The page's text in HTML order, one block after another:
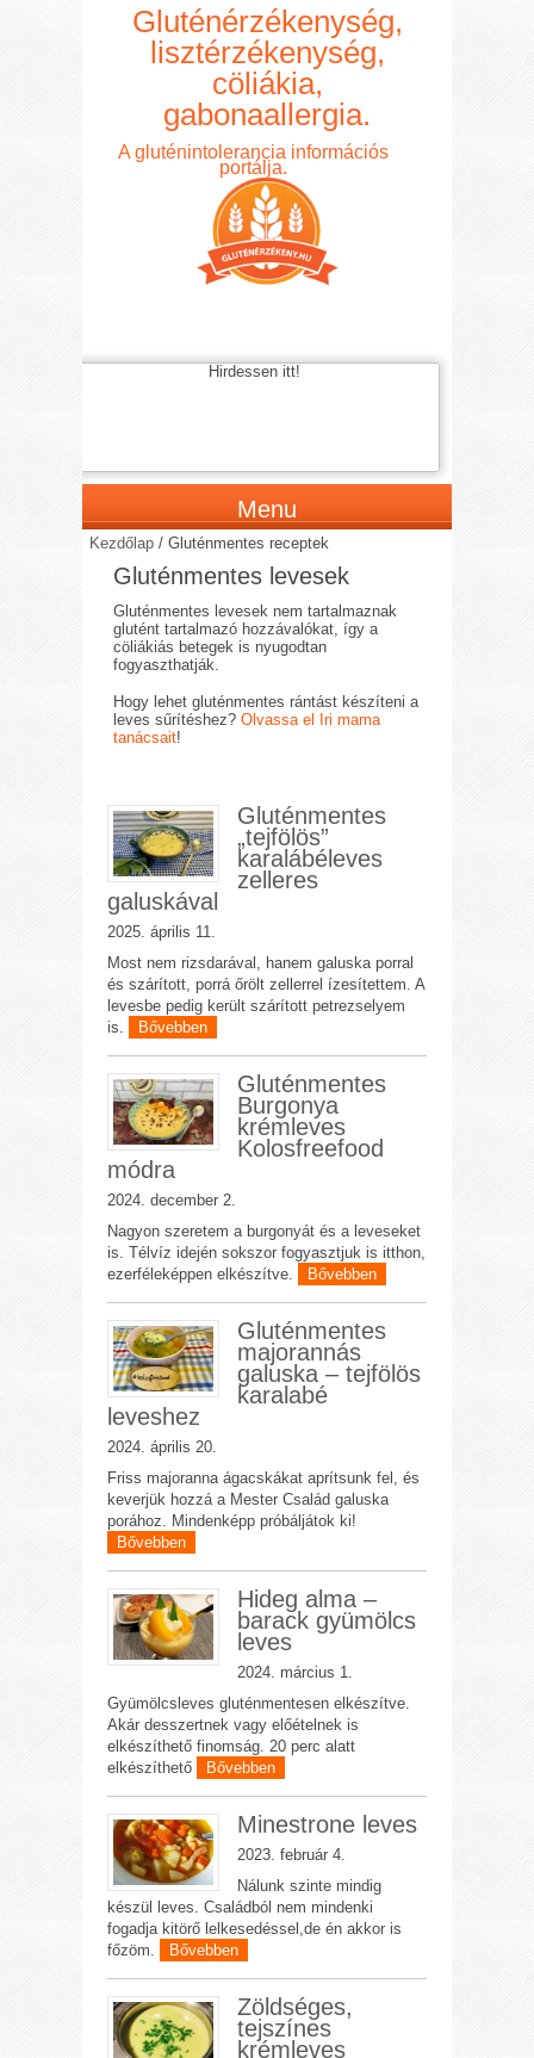
Gluténérzékenység,
lisztérzékenység,
cöliákia,
gabonaallergia.
A gluténintolerancia információs
portálja.
Hirdessen itt!
Menu
Kezdőlap /Gluténmentes receptek
Gluténmentes levesek
Gluténmentes levesek nem tartalmaznak
glutént tartalmazó hozzávalókat, így a
cöliákiás betegek is nyugodtan
fogyaszthatják.
Hogy lehet gluténmentes rántást készíteni a
leves sűrítéshez?Olvassa el Iri mama
tanácsait!
Gluténmentes
„tejfölös”
karalábéleves
zelleres
galuskával
2025. április 11.
Most nem rizsdarával, hanem galuska porral
és szárított, porrá őrölt zellerrel ízesítettem. A
levesbe pedig került szárított petrezselyem
is.
Bővebben
Gluténmentes
Burgonya
krémleves
Kolosfreefood
módra
2024. december 2.
Nagyon szeretem a burgonyát és a leveseket
is. Télvíz idején sokszor fogyasztjuk is itthon,
ezerféleképpen elkészítve.
Bővebben
Gluténmentes
majorannás
galuska – tejfölös
karalabé
leveshez
2024. április 20.
Friss majoranna ágacskákat aprítsunk fel, és
keverjük hozzá a Mester Család galuska
porához. Mindenképp próbáljátok ki!
Bővebben
Hideg alma –
barack gyümölcs
leves
2024. március 1.
Gyümölcsleves gluténmentesen elkészítve.
Akár desszertnek vagy előételnek is
elkészíthető finomság. 20 perc alatt
elkészíthető
Bővebben
Minestrone leves
2023. február 4.
Nálunk szinte mindig
készül leves. Családból nem mindenki
fogadja kitörő lelkesedéssel,de én akkor is
főzöm.
Bővebben
Zöldséges,
tejszínes
krémleves